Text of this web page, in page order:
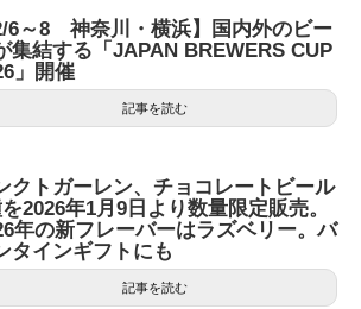
6～8 神奈川・横浜】国内外のビー
集結する「JAPAN BREWERS CUP
」開催
記事を読む
クトガーレン、チョコレートビール
2026年1月9日より数量限定販売。
年の新フレーバーはラズベリー。バ
タインギフトにも
記事を読む